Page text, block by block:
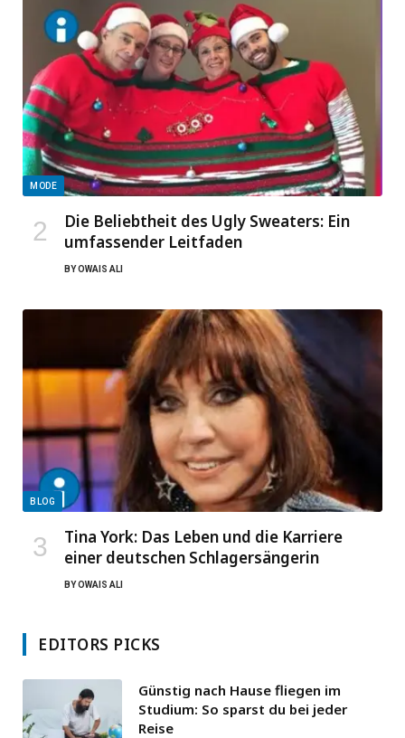
MODE
Die Beliebtheit des Ugly Sweaters: Ein
umfassender Leitfaden
BYOWAIS ALI
BLOG
Tina York: Das Leben und die Karriere
einer deutschen Schlagersängerin
BYOWAIS ALI
EDITORS PICKS
Günstig nach Hause fliegen im
Studium: So sparst du bei jeder
Reise